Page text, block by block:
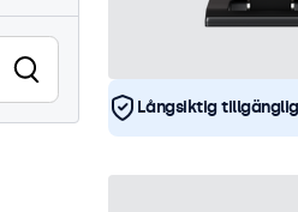
Långsiktig